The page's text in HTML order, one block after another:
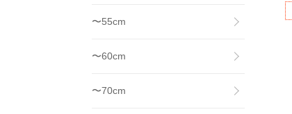
〜55cm
〜60cm
〜70cm